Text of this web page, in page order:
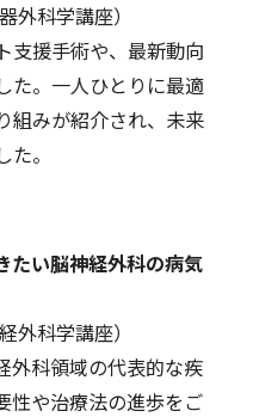
外科学講座）
支援手術や、最新動向
た。一人ひとりに最適
組みが紹介され、未来
。
たい脳神経外科の病気
外科学講座）
外科領域の代表的な疾
性や治療法の進歩をご